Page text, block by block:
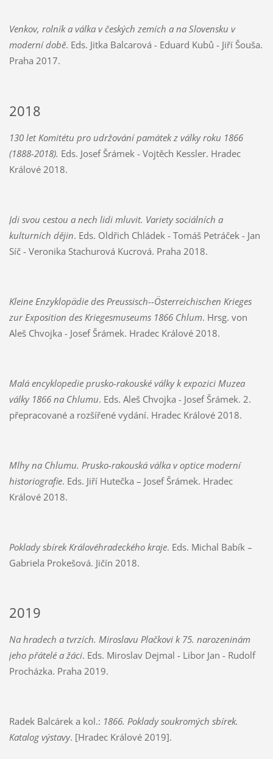
Venkov, rolník a válka v českých zemích a na Slovensku v
moderní době. Eds. Jitka Balcarová - Eduard Kubů - Jiří Šouša.
Praha 2017.
2018
130 let Komitétu pro udržování památek z války roku 1866
(1888-2018). Eds. Josef Šrámek - Vojtěch Kessler. Hradec
Králové 2018.
Jdi svou cestou a nech lidi mluvit. Variety sociálních a
kulturních dějin. Eds. Oldřich Chládek - Tomáš Petráček - Jan
Síč - Veronika Stachurová Kucrová. Praha 2018.
Kleine Enzyklopädie des Preussisch--Österreichischen Krieges
zur Exposition des Kriegesmuseums 1866 Chlum. Hrsg. von
Aleš Chvojka - Josef Šrámek. Hradec Králové 2018.
Malá encyklopedie prusko-rakouské války k expozici Muzea
války 1866 na Chlumu. Eds. Aleš Chvojka - Josef Šrámek. 2.
přepracované a rozšířené vydání. Hradec Králové 2018.
Mlhy na Chlumu. Prusko-rakouská válka v optice moderní
historiografie. Eds. Jiří Hutečka – Josef Šrámek. Hradec
Králové 2018.
Poklady sbírek Královéhradeckého kraje. Eds. Michal Babík –
Gabriela Prokešová. Jičín 2018.
2019
Na hradech a tvrzích. Miroslavu Plačkovi k 75. narozeninám
jeho přátelé a žáci. Eds. Miroslav Dejmal - Libor Jan - Rudolf
Procházka. Praha 2019.
Radek Balcárek a kol.: 1866. Poklady soukromých sbírek.
Katalog výstavy. [Hradec Králové 2019].